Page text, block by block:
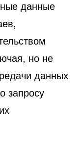
данные
но не
данных
запросу